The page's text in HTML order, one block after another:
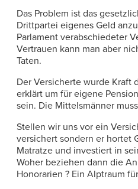
Das Problem ist das
Drittpartei eigenes Geld
Parlament verabschiedeter
Vertrauen kann man aber
Taten.
Der Versicherte wurde Kraft
erklärt um für eigene
sein. Die Mittelsmänner
Stellen wir uns vor ein
versichert sondern er hortet
Matratze und investiert in
Woher beziehen dann die
Honorarien ? Ein Alptraum